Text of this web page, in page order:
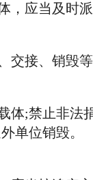
，应当及时
交接、销毁
体;禁止非法
单位销毁。